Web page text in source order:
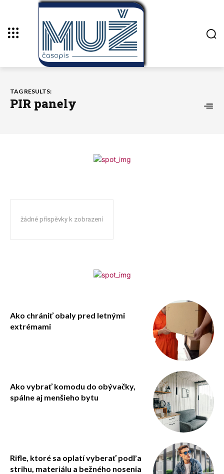
TAG RESULTS:
PIR panely
žádné příspěvky k zobrazení
Ako chrániť obaly pred letnými
extrémami
Ako vybrať komodu do obývačky,
spálne aj menšieho bytu
Rifle, ktoré sa oplatí vyberať podľa
strihu, materiálu a bežného nosenia